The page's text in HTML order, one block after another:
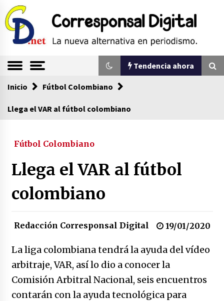
Saltar
al
contenido
Corresponsal
Digital
La nueva alternativa en periodismo
Tendencia ahora
Tendencia ahora
Se eligen los supuestos futuros roedores del
08/03/2026
17/01/2026
Irán, donde están los pinches grupos
feministas
16/01/2026
Inicio Fútbol Colombiano
Llega el VAR al fútbol colombiano
Fútbol Colombiano
Llega el VAR al fútbol
colombiano
Redacción Corresponsal Digital 19/01/2020
La liga colombiana tendrá la ayuda del vídeo
arbitraje, VAR, así lo dio a conocer la
Comisión Arbitral Nacional, seis encuentros
contarán con la ayuda tecnológica para